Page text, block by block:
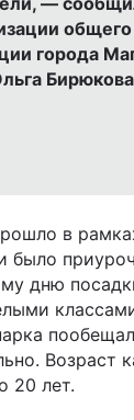
города
в
было
дню
Возраст
20 лет.